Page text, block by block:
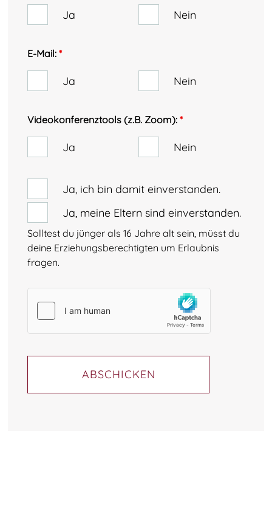
Ja Nein
E-Mail:*
Ja Nein
Videokonferenztools (z.B. Zoom):*
Ja Nein
Ja, ich bin damit einverstanden.
Ja, meine Eltern sind einverstanden.
Solltest du jünger als 16 Jahre alt sein, müsst du
deine Erziehungsberechtigten um Erlaubnis
fragen.
ABSCHICKEN